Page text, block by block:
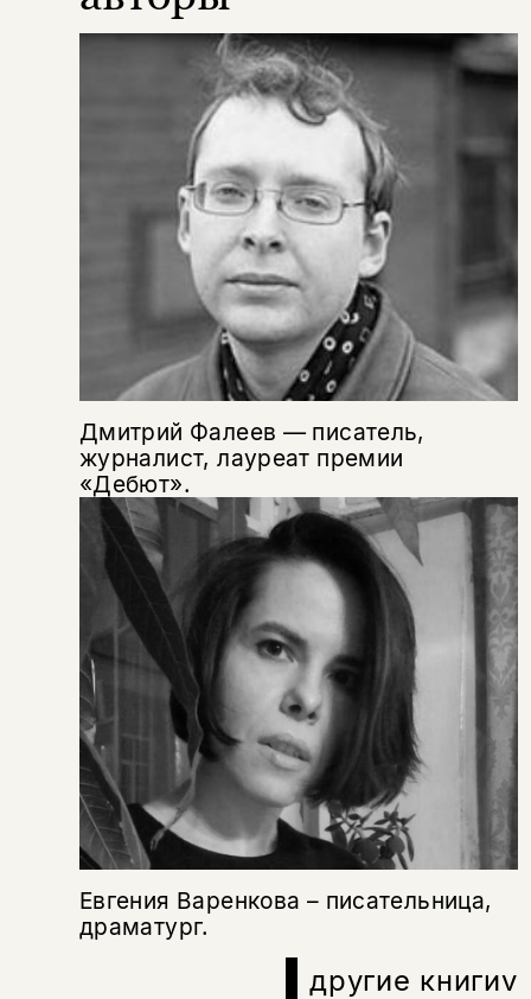
Дмитрий Фалеев — писатель,
журналист, лауреат премии
«Дебют».
Евгения Варенкова – писательница,
драматург.
другие книгиv
Поделиться
Копировать
ссылку
Вконтакте Дзен
подписаться
нет, вернуться назад